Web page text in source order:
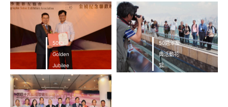
50th
Golden
Jubilee
Dinner
50週年慶
典活動花
絮